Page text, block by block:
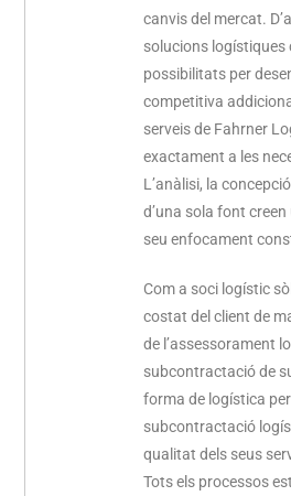
canvis del mercat.
solucions logístiques
possibilitats per
competitiva
serveis de Fahrner
exactament a les
L’anàlisi, la
d’una sola font
seu enfocament
Com a soci logístic
costat del client de
de l’assessorament
subcontractació de
forma de logística
subcontractació
qualitat dels seus
Tots els processos